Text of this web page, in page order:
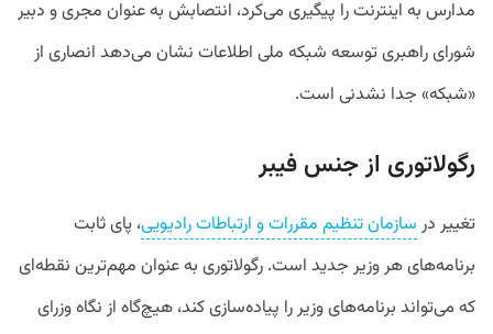
مدارس به اینترنت را پیگیری می‌کرد، انتصابش به عنوان مجری و دبیر
شورای راهبری توسعه شبکه ملی اطلاعات نشان می‌دهد انصاری از
«شبکه» جدا نشدنی است.
رگولاتوری از جنس فیبر
تغییر در سازمان تنظیم مقررات و ارتباطات رادیویی، پای ثابت
برنامه‌های هر وزیر جدید است. رگولاتوری به عنوان مهم‌ترین نقطه‌ای
که می‌تواند برنامه‌های وزیر را پیاده‌سازی کند، هیچ‌گاه از نگاه وزرای